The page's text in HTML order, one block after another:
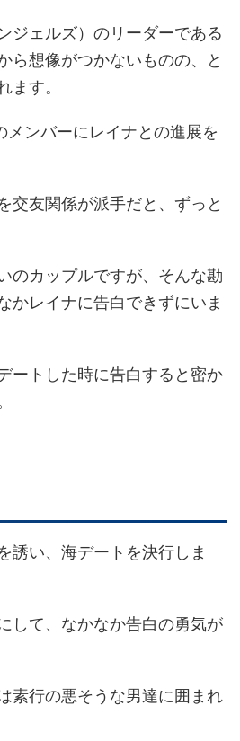
ジェルズ）のリーダーである
ら想像がつかないものの、と
ます。
メンバーにレイナとの進展を
交友関係が派手だと、ずっと
のカップルですが、そんな勘
かレイナに告白できずにいま
ートした時に告白すると密か
誘い、海デートを決行しま
して、なかなか告白の勇気が
素行の悪そうな男達に囲まれ